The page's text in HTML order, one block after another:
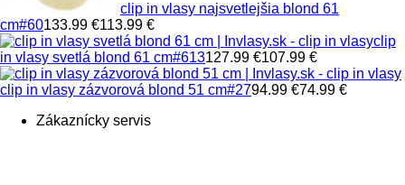
clip in vlasy najsvetlejšia blond 61
cm#60133.99 €113.99 €
clip
in vlasy svetlá blond 61 cm#613127.99 €107.99 €
clip in vlasy zázvorová blond 51 cm#2794.99 €74.99 €
Zákaznícky servis